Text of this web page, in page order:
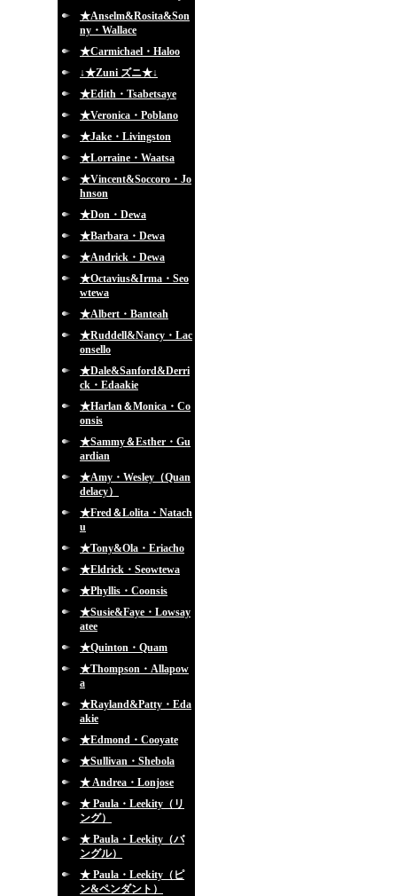
★Anselm&Rosita&Son
ny・Wallace
★Carmichael・Haloo
↓★Zuni ズニ★↓
★Edith・Tsabetsaye
★Veronica・Poblano
★Jake・Livingston
★Lorraine・Waatsa
★Vincent&Soccoro・Jo
hnson
★Don・Dewa
★Barbara・Dewa
★Andrick・Dewa
★Octavius&Irma・Seo
wtewa
★Albert・Banteah
★Ruddell&Nancy・Lac
onsello
★Dale&Sanford&Derri
ck・Edaakie
★Harlan＆Monica・Co
onsis
★Sammy＆Esther・Gu
ardian
★Amy・Wesley（Quan
delacy）
★Fred＆Lolita・Natach
u
★Tony&Ola・Eriacho
★Eldrick・Seowtewa
★Phyllis・Coonsis
★Susie&Faye・Lowsay
atee
★Quinton・Quam
★Thompson・Allapow
a
★Rayland&Patty・Eda
akie
★Edmond・Cooyate
★Sullivan・Shebola
★ Andrea・Lonjose
★ Paula・Leekity（リ
ング）
★ Paula・Leekity（バ
ングル）
★ Paula・Leekity（ピ
ン&ペンダント）